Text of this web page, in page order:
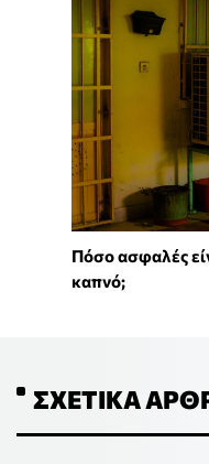
Πόσο ασφαλές
καπνό;
ΣΧΕΤΙΚΆ